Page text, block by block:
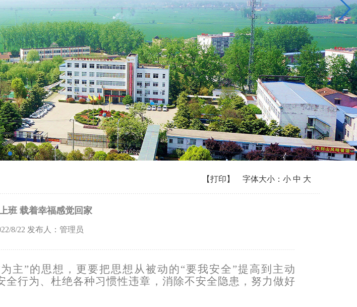
【打印 】 字体大小： 小 中 大
班 载着幸福感觉回家
8/22 发布人：管理员
主”的思想，更要把思想从被动的“要我安全”提高到主动
行为、杜绝各种习惯性违章，消除不安全隐患，努力做好